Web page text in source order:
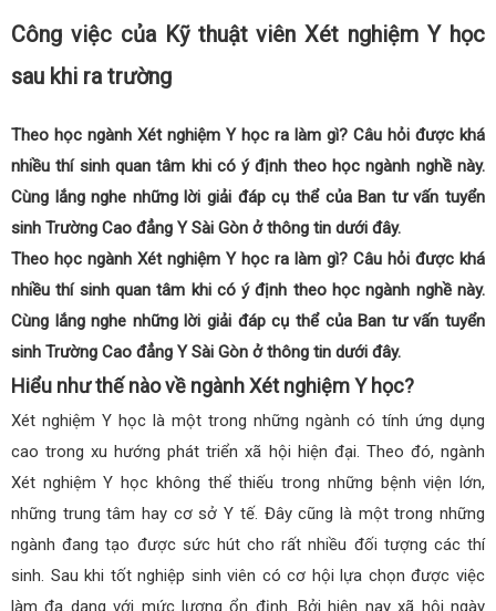
Công việc của Kỹ thuật viên Xét nghiệm Y học
sau khi ra trường
Theo học ngành Xét nghiệm Y học ra làm gì? Câu hỏi được khá
nhiều thí sinh quan tâm khi có ý định theo học ngành nghề này.
Cùng lắng nghe những lời giải đáp cụ thể của Ban tư vấn tuyển
sinh Trường Cao đẳng Y Sài Gòn ở thông tin dưới đây.
Theo học ngành Xét nghiệm Y học ra làm gì? Câu hỏi được khá
nhiều thí sinh quan tâm khi có ý định theo học ngành nghề này.
Cùng lắng nghe những lời giải đáp cụ thể của Ban tư vấn tuyển
sinh Trường Cao đẳng Y Sài Gòn ở thông tin dưới đây.
Hiểu như thế nào về ngành Xét nghiệm Y học?
Xét nghiệm Y học là một trong những ngành có tính ứng dụng
cao trong xu hướng phát triển xã hội hiện đại. Theo đó, ngành
Xét nghiệm Y học không thể thiếu trong những bệnh viện lớn,
những trung tâm hay cơ sở Y tế. Đây cũng là một trong những
ngành đang tạo được sức hút cho rất nhiều đối tượng các thí
sinh. Sau khi tốt nghiệp sinh viên có cơ hội lựa chọn được việc
làm đa dạng với mức lương ổn định. Bởi hiện nay xã hội ngày